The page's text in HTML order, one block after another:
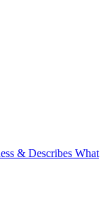
& Describes What